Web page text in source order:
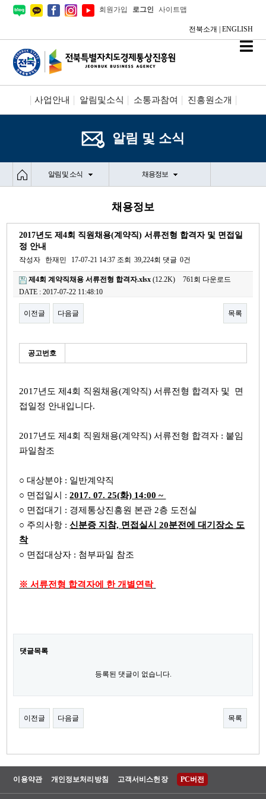
회원가입 로그인 사이트맵
전북소개 ENGLISH
사업안내 알림및소식 소통과참여 진흥원소개
알림 및 소식
알림 및 소식 채용정보
채용정보
2017년도 제4회 직원채용(계약직) 서류전형 합격자 및 면접일
정 안내
작성자 한재민 17-07-21 14:37 조회 39,224회 댓글 0건
제4회 계약직채용 서류전형 합격자.xlsx (12.2K)
761회 다운로드
DATE : 2017-07-22 11:48:10
이전글 다음글 목록
본문
부
공고번호
2017년도 제4회 직원채용(계약직) 서류전형 합격자 및 면
접일정 안내입니다.
2017년도 제4회 직원채용(계약직) 서류전형 합격자 : 붙임
파일참조
○ 대상분야 : 일반계약직​
○ 면접일시 :2017. 07. 25(화) 14:00 ~
○ 면접대기 : 경제통상진흥원 본관 2층 도전실
○ 주의사항 :신분증 지참, 면접실시 20분전에 대기장소 도
착
○ 면접대상자 : 첨부파일 참조
※ 서류전형 합격자에 한 개별연락​
댓글목록
등록된 댓글이 없습니다.
이전글 다음글 목록
이용약관 개인정보처리방침 고객서비스헌장 PC버전